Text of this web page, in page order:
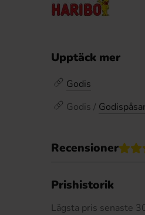
Upptäck mer
Godis
Godis /
Recensioner
Prishistorik
Lägsta pris senaste